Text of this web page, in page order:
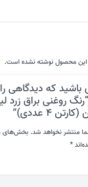
این محصول نوشته نشده است.
باشید که دیدگاهی
4 عددی)”
منتشر نخواهد شد. بخش‌های
*